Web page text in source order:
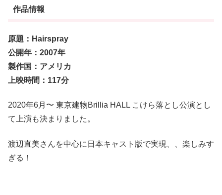
作品情報
原題：Hairspray
公開年：2007年
製作国：アメリカ
上映時間：117分
2020年6月〜 東京建物Brillia HALL こけら落とし公演とし
て上演も決まりました。
渡辺直美さんを中心に 日本キャスト版で実現、、楽しみす
ぎる！